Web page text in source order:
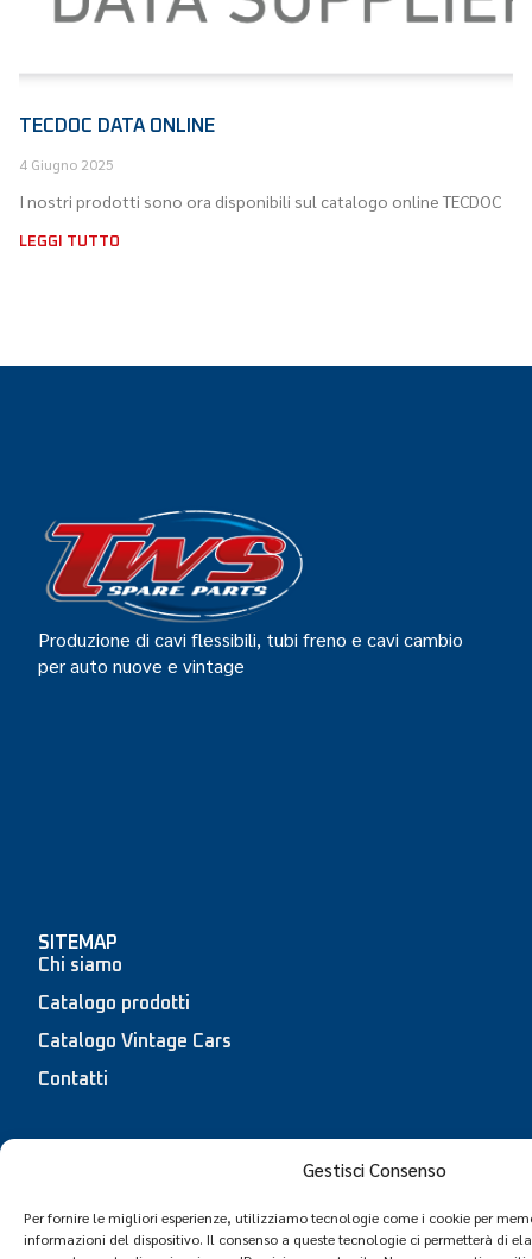
Gestisci Consenso
Per fornire le migliori esperienze, utilizziamo tecnologie come i cookie per
informazioni del dispositivo. Il consenso a queste tecnologie ci permetterà di
TECDOC DATA ONLINE
4 Giugno 2025
I nostri prodotti sono ora disponibili sul catalogo online TECDOC
LEGGI TUTTO
Produzione di cavi flessibili, tubi freno e cavi cambio
per auto nuove e vintage
SITEMAP
Chi siamo
Catalogo prodotti
Catalogo Vintage Cars
Contatti
|Informativa sulla privacy|Cookie policy| Powered by
Proger